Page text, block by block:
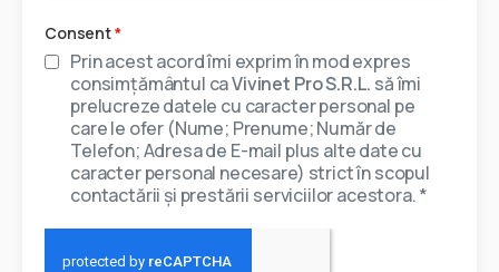
Consent*
Prin acest acord îmi exprim în mod expres
consimțământul caVivinet Pro S.R.L. să îmi
prelucreze datele cu caracter personal pe
care le ofer (Nume; Prenume; Număr de
Telefon; Adresa de E-mail plus alte date cu
caracter personal necesare) strict în scopul
contactării și prestării serviciilor acestora. *